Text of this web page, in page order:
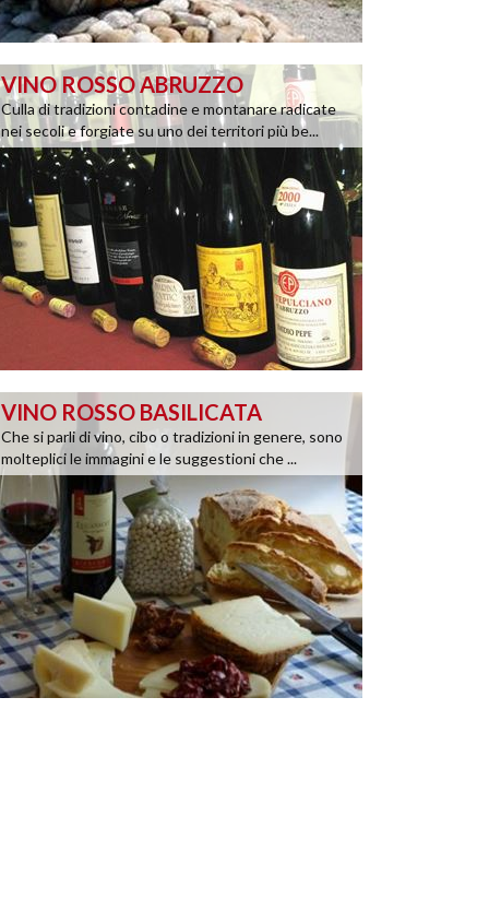
VINO ROSSO ABRUZZO
Culla di tradizioni contadine e montanare radicate
nei secoli e forgiate su uno dei territori più be...
VINO ROSSO BASILICATA
Che si parli di vino, cibo o tradizioni in genere, sono
molteplici le immagini e le suggestioni che ...